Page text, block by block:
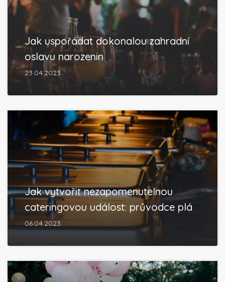
Jak uspořádat dokonalou zahradní
oslavu narozenin
23.04.2023
Jak vytvořit nezapomenutelnou
cateringovou událost: průvodce plá
06.04.2023